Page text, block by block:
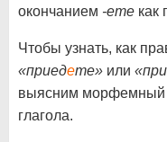
окончанием -ете как
Чтобы узнать, как
«приедете» или
выясним морфемный
глагола.